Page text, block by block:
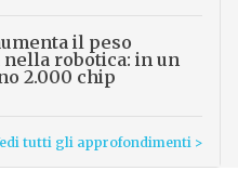
il peso
robotica: in un
2.000 chip
tutti gli approfondimenti >